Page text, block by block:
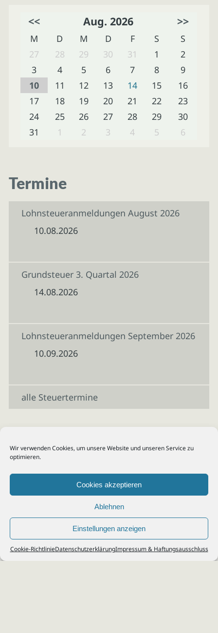
Wir verwenden Cookies, um unsere Website und unseren Service zu
optimieren.
Cookies akzeptieren
Ablehnen
Einstellungen anzeigen
Cookie-RichtlinieDatenschutzerklärungImpressum & Haftungsausschluss
<< Aug. 2026 >>
M D M D F S
S
27
28 29 30 31 1
2
3
4 5 6 7 8
9
10
11 12 13 14 15
16
17
18 19 20 21 22
23
24
25 26 27 28 29
30
31
1 2 3 4 5 6
Termine
Lohnsteueranmeldungen August 2026
10.08.2026
Grundsteuer 3. Quartal 2026
14.08.2026
Lohnsteueranmeldungen September 2026
10.09.2026
alle Steuertermine
© 2026Steuerberater Kempf, Köln - Steuerberatung Poll, Porz, Deutz, Mülheim,